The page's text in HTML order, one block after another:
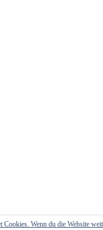
Cookies. Wenn du die Website